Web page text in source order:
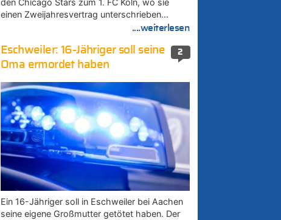
den Chicago Stars zum 1. FC Köln, wo sie
einen Zweijahresvertrag unterschrieben…
....weiterlesen
2
Eschweiler: 16-Jähriger soll seine
Oma ermordet haben
Ein 16-Jähriger soll in Eschweiler bei Aachen
seine eigene Großmutter getötet haben. Der